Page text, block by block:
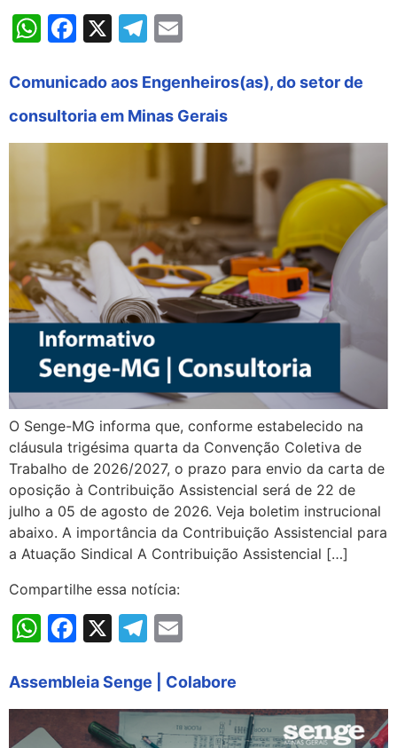
WhatsApp
Facebook
X Telegram
Comunicado aos Engenheiros(as), do setor de
consultoria em Minas Gerais
O Senge-MG informa que, conforme estabelecido na
cláusula trigésima quarta da Convenção Coletiva de
Trabalho de 2026/2027, o prazo para envio da carta de
oposição à Contribuição Assistencial será de 22 de
julho a 05 de agosto de 2026. Veja boletim instrucional
abaixo. A importância da Contribuição Assistencial para
a Atuação Sindical A Contribuição Assistencial […]
Compartilhe essa notícia:
WhatsApp
Facebook
X Telegram
Assembleia Senge | Colabore